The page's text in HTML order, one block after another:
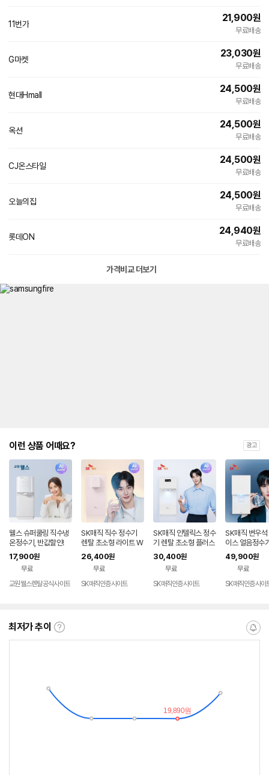
11번가
21,900원
무료배송
G마켓
23,030원
무료배송
현대Hmall
24,500원
무료배송
옥션
24,500원
무료배송
CJ온스타일
24,500원
무료배송
오늘의집
24,500원
무료배송
롯데ON
24,940원
무료배송
가격비교 더보기
이런 상품 어때요? 광고
웰스 슈퍼쿨링 직수냉
온정수기, 반값할인!
17,900원
무료
교원웰스렌탈공식사이트
SK매직 직수 정수기
렌탈 초소형 라이트 W
PU-JAC125S 가정
용 미네랄 추천 살균 미
니 냉온 100도 스텐레
스 데스크탑 84개월약
26,400원
무료
SK매직인증사이트
SK매직 인텔릭스 정수
기 렌탈 초소형 플러스
미네랄 직수 가정용 미
니 냉온 살균 데스크탑
추천 100도 스텐레스
직수관 WPU-JAC11
30,400원
무료
SK매직인증사이트
SK매직 변우석
이스 얼음정수
49,900원
무료
SK매직인증사이
최저가 추이
최
알